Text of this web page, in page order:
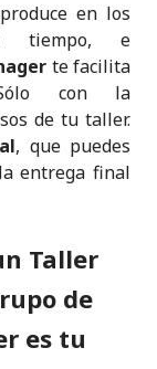
en los
tiempo, e
te facilita
con la
de tu taller.
, que puedes
entrega final
Taller
de
es tu